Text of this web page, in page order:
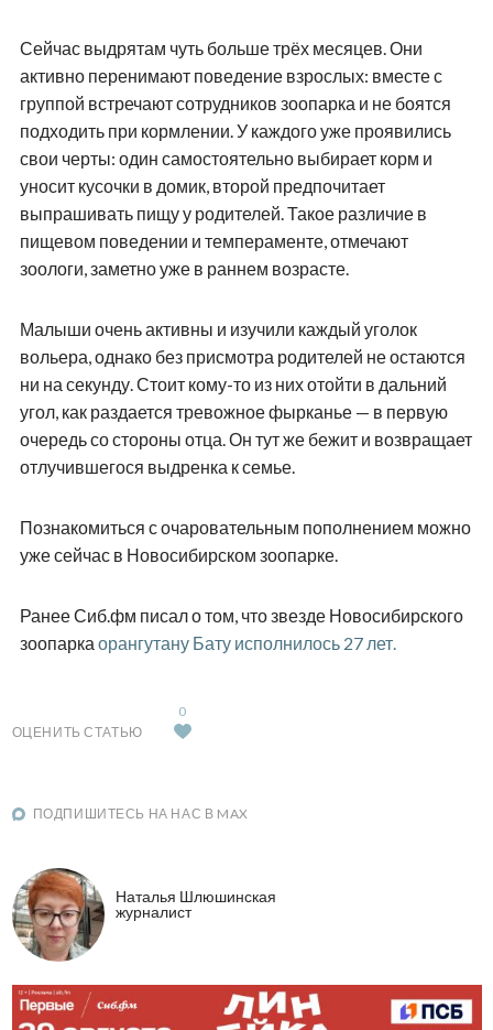
Сейчас выдрятам чуть больше трёх месяцев. Они
активно перенимают поведение взрослых: вместе с
группой встречают сотрудников зоопарка и не боятся
подходить при кормлении. У каждого уже проявились
свои черты: один самостоятельно выбирает корм и
уносит кусочки в домик, второй предпочитает
выпрашивать пищу у родителей. Такое различие в
пищевом поведении и темпераменте, отмечают
зоологи, заметно уже в раннем возрасте.
Малыши очень активны и изучили каждый уголок
вольера, однако без присмотра родителей не остаются
ни на секунду. Стоит кому-то из них отойти в дальний
угол, как раздается тревожное фырканье — в первую
очередь со стороны отца. Он тут же бежит и возвращает
отлучившегося выдренка к семье.
Познакомиться с очаровательным пополнением можно
уже сейчас в Новосибирском зоопарке.
Ранее Сиб.фм писал о том, что звезде Новосибирского
зоопарка орангутану Бату исполнилось 27 лет.
ОЦЕНИТЬ СТАТЬЮ
0
ПОДПИШИТЕСЬ НА НАС В MAX
Наталья Шлюшинская
журналист